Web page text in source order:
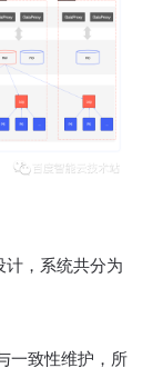
计，系统共分为
一致性维护，所